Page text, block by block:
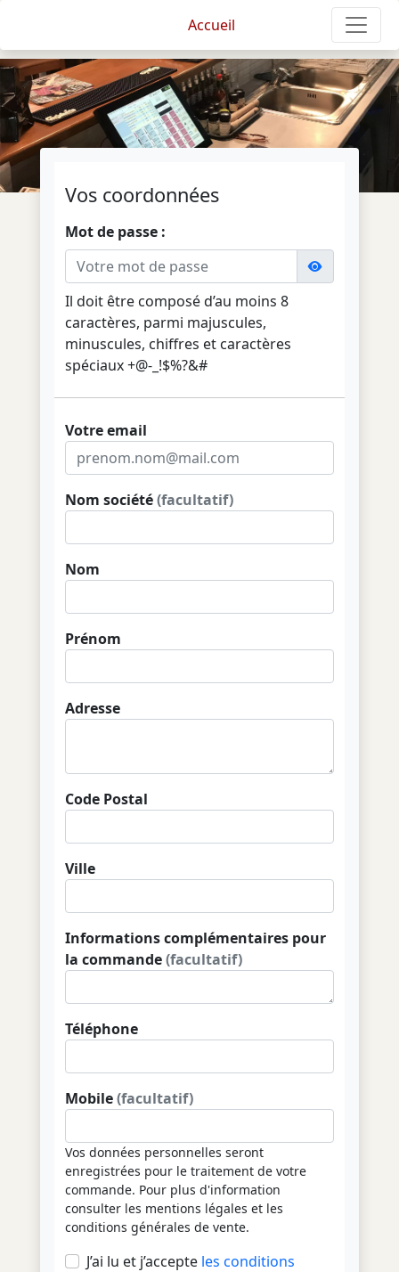
Accueil
Vos coordonnées
Mot de passe :
Il doit être composé d’au moins 8
caractères, parmi majuscules,
minuscules, chiffres et caractères
spéciaux +@-_!$%?&#
Votre email
Nom société(facultatif)
Nom
Prénom
Adresse
Code Postal
Ville
Informations complémentaires pour
la commande(facultatif)
Téléphone
Mobile(facultatif)
Vos données personnelles seront
enregistrées pour le traitement de votre
commande. Pour plus d'information
consulter les mentions légales et les
conditions générales de vente.
J’ai lu et j’accepte les conditions